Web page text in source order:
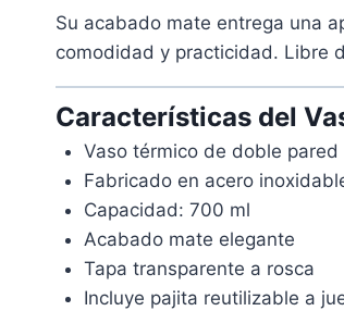
Su acabado mate entrega una
comodidad y practicidad. Libre
Características del
Vaso térmico de doble pared
Fabricado en acero
Capacidad: 700 ml
Acabado mate elegante
Tapa transparente a rosca
Incluye pajita reutilizable a